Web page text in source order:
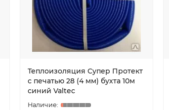
Теплоизоляция Супер Протект
с печатью 28 (4 мм) бухта 10м
синий Valtec